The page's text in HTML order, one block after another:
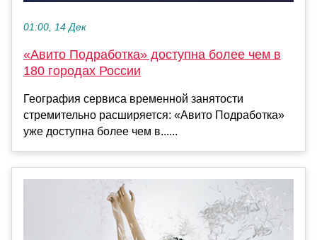
01:00, 14 Дек
«Авито Подработка» доступна более чем в
180 городах России
География сервиса временной занятости
стремительно расширяется: «Авито Подработка»
уже доступна более чем в......